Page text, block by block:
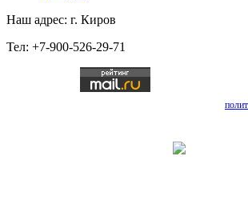
Наш адрес: г. Киров
Тел: +7-900-526-29-71